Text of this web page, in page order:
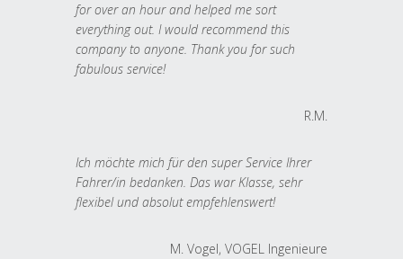
for over an hour and helped me sort
everything out. I would recommend this
company to anyone. Thank you for such
fabulous service!
R.M.
Ich möchte mich für den super Service Ihrer
Fahrer/in bedanken. Das war Klasse, sehr
flexibel und absolut empfehlenswert!
M. Vogel, VOGEL Ingenieure